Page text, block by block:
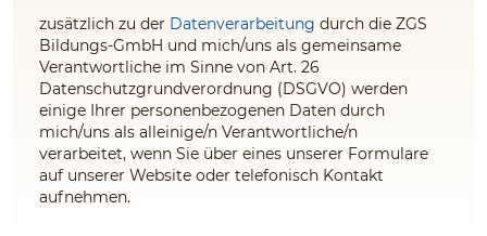
zusätzlich zu der Datenverarbeitung durch die ZGS
Bildungs-GmbH und mich/uns als gemeinsame
Verantwortliche im Sinne von Art. 26
Datenschutzgrundverordnung (DSGVO) werden
einige Ihrer personenbezogenen Daten durch
mich/uns als alleinige/n Verantwortliche/n
verarbeitet, wenn Sie über eines unserer Formulare
auf unserer Website oder telefonisch Kontakt
aufnehmen.